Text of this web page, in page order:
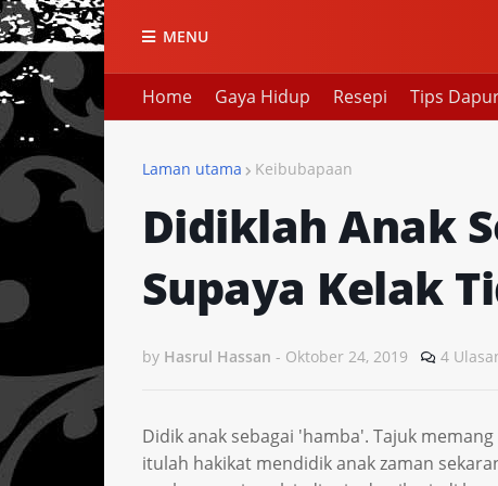
MENU
Home Gaya Hidup Resepi Tips
Laman utama Keibubapaan
Didiklah Anak
Supaya Kelak
by Hasrul Hassan - Oktober 24, 2019 4
Didik anak sebagai 'hamba'. Tajuk
itulah hakikat mendidik anak zaman